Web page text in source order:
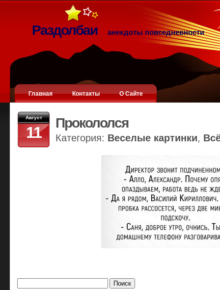
Раздолбаи анекдоты повседневности
Главная Контакты О Сайте
Август
11
Прокололся
Категория: Веселые картинки,